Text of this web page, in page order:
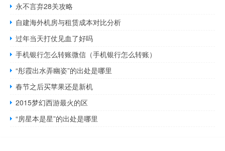
永不言弃28关攻略
自建海外机房与租赁成本对比分析
过年当天打仗见血了好吗
手机银行怎么转账微信（手机银行怎么转账）
“彤霞出水弄幽姿”的出处是哪里
春节之后买苹果还是新机
2015梦幻西游最火的区
“房星本是星”的出处是哪里